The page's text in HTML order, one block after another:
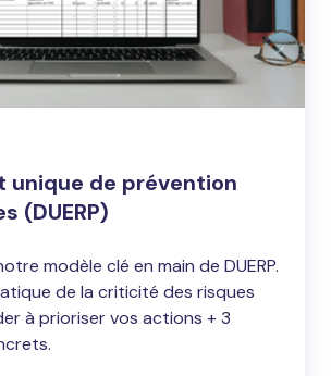
unique de prévention
(DUERP)
modèle clé en main de DUERP.
de la criticité des risques
à prioriser vos actions + 3